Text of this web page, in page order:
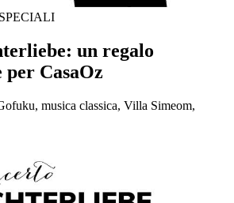
un regalo
CasaOz
musica classica, Villa Simeom,